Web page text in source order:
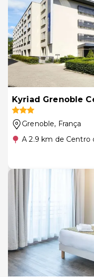
Kyriad Grenoble
Grenoble, França
A 2.9 km de Centro